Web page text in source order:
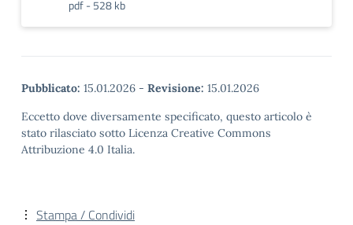
pdf - 528 kb
Pubblicato: 15.01.2026 - Revisione: 15.01.2026
Eccetto dove diversamente specificato, questo articolo è
stato rilasciato sotto Licenza Creative Commons
Attribuzione 4.0 Italia.
Stampa / Condividi